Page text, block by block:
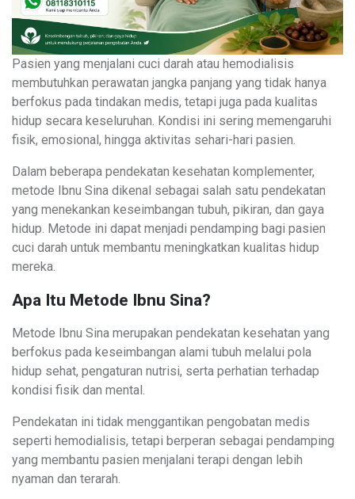
Pasien yang menjalani cuci darah atau hemodialisis
membutuhkan perawatan jangka panjang yang tidak hanya
berfokus pada tindakan medis, tetapi juga pada kualitas
hidup secara keseluruhan. Kondisi ini sering memengaruhi
fisik, emosional, hingga aktivitas sehari-hari pasien.
Dalam beberapa pendekatan kesehatan komplementer,
metode Ibnu Sina dikenal sebagai salah satu pendekatan
yang menekankan keseimbangan tubuh, pikiran, dan gaya
hidup. Metode ini dapat menjadi pendamping bagi pasien
cuci darah untuk membantu meningkatkan kualitas hidup
mereka.
Apa Itu Metode Ibnu Sina?
Metode Ibnu Sina merupakan pendekatan kesehatan yang
berfokus pada keseimbangan alami tubuh melalui pola
hidup sehat, pengaturan nutrisi, serta perhatian terhadap
kondisi fisik dan mental.
Pendekatan ini tidak menggantikan pengobatan medis
seperti hemodialisis, tetapi berperan sebagai pendamping
yang membantu pasien menjalani terapi dengan lebih
nyaman dan terarah.